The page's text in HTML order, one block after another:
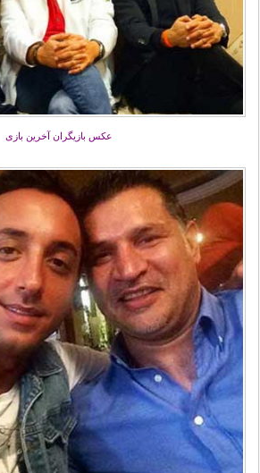
عکس بازیگران آخرین بازی